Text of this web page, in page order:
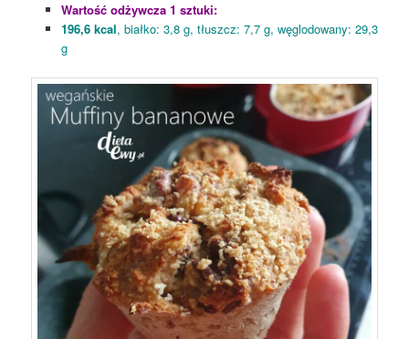
Wartość odżywcza 1 sztuki:
196,6 kcal, białko: 3,8 g, tłuszcz: 7,7 g, węglodowany: 29,3
g